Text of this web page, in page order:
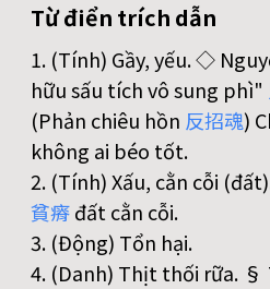
Từ điển trích dẫn
1. (Tính) Gầy, yếu. ◇
hữu sấu tích vô sung phì"
(Phản chiêu hồn 反招魂)
không ai béo tốt.
2. (Tính) Xấu, cằn cỗi
貧瘠đất cằn cỗi.
3. (Động) Tổn hại.
4. (Danh) Thịt thối rữa.